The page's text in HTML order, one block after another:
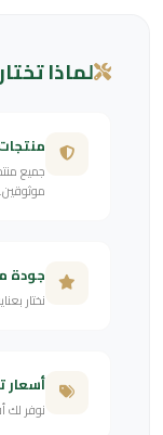
لماذا
منتجات
جميع
موثوقين.
جودة
نختار
أسعار
نوفر